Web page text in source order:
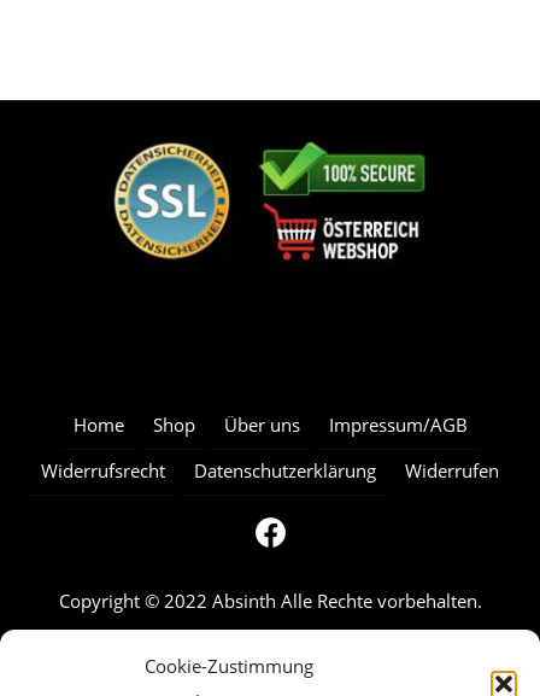
Cookie-Zustimmung
Home Shop Über uns
Impressum/AGB
Widerrufsrecht
Datenschutzerklärung Widerrufen
Copyright © 2022 Absinth Alle Rechte vorbehalten.